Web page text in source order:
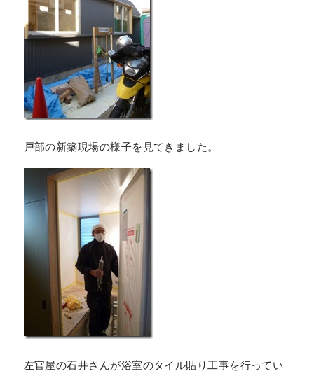
戸部の新築現場の様子を見てきました。
左官屋の石井さんが浴室のタイル貼り工事を行ってい